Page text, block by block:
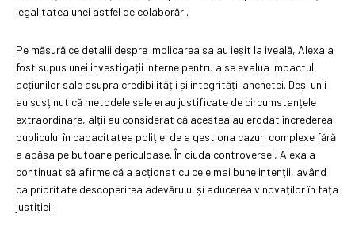
legalitatea unei astfel de colaborări.
Pe măsură ce detalii despre implicarea sa au ieșit la iveală, Alexa a
fost supus unei investigații interne pentru a se evalua impactul
acțiunilor sale asupra credibilității și integrității anchetei. Deși unii
au susținut că metodele sale erau justificate de circumstanțele
extraordinare, alții au considerat că acestea au erodat încrederea
publicului în capacitatea poliției de a gestiona cazuri complexe fără
a apăsa pe butoane periculoase. În ciuda controversei, Alexa a
continuat să afirme că a acționat cu cele mai bune intenții, având
ca prioritate descoperirea adevărului și aducerea vinovaților în fața
justiției.